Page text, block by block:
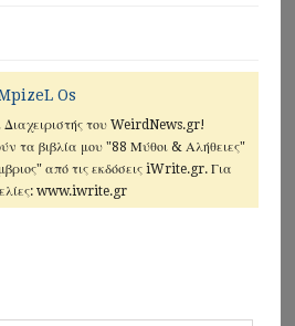
Os
Διαχειριστής του WeirdNews.gr!
τα βιβλία μου "88 Μύθοι & Αλήθειες"
από τις εκδόσεις iWrite.gr. Για
www.iwrite.gr